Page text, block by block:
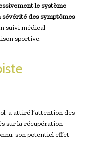
le système
des symptômes
suivi médical
sportive.
a attiré l’attention des
sur la récupération
son potentiel effet